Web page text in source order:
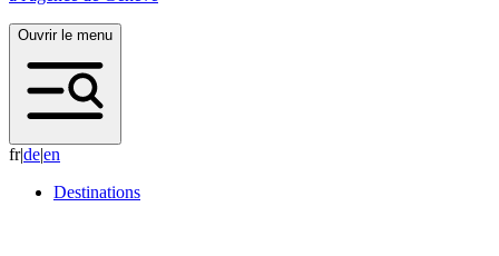
Ouvrir le menu
fr|de|en
Destinations